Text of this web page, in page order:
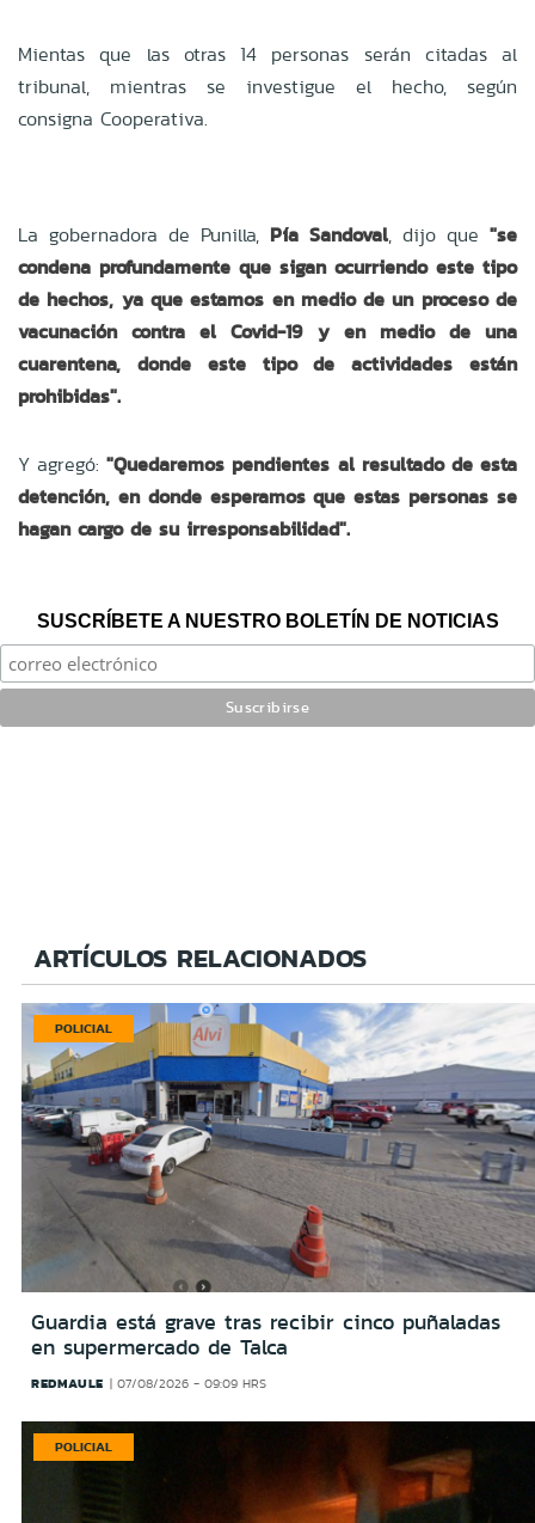
Mientas que las otras 14 personas serán citadas al
tribunal, mientras se investigue el hecho, según
consigna Cooperativa.
La gobernadora de Punilla, Pía Sandoval, dijo que "se
condena profundamente que sigan ocurriendo este tipo
de hechos, ya que estamos en medio de un proceso de
vacunación contra el Covid-19 y en medio de una
cuarentena, donde este tipo de actividades están
prohibidas".
Y agregó:"Quedaremos pendientes al resultado de esta
detención, en donde esperamos que estas personas se
hagan cargo de su irresponsabilidad".
SUSCRÍBETE A NUESTRO BOLETÍN DE NOTICIAS
ARTÍCULOS RELACIONADOS
POLICIAL
Guardia está grave tras recibir cinco puñaladas
en supermercado de Talca
REDMAULE 07/08/2026 - 09:09 HRS
POLICIAL